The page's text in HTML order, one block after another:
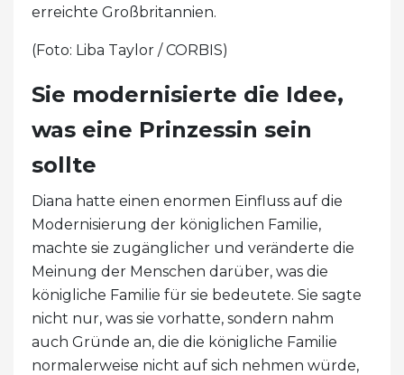
erreichte Großbritannien.
(Foto: Liba Taylor / CORBIS)
Sie modernisierte die Idee,
was eine Prinzessin sein
sollte
Diana hatte einen enormen Einfluss auf die
Modernisierung der königlichen Familie,
machte sie zugänglicher und veränderte die
Meinung der Menschen darüber, was die
königliche Familie für sie bedeutete. Sie sagte
nicht nur, was sie vorhatte, sondern nahm
auch Gründe an, die die königliche Familie
normalerweise nicht auf sich nehmen würde,